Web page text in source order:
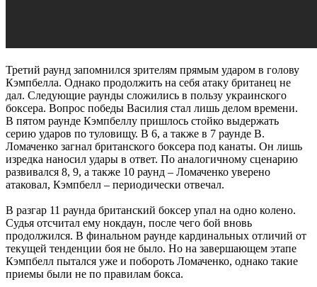
Третий раунд запомнился зрителям прямым ударом в голову
Кэмпбелла. Однако продолжить на себя атаку британец не
дал. Следующие раунды сложились в пользу украинского
боксера. Вопрос победы Василия стал лишь делом времени.
В пятом раунде Кэмпбеллу пришлось стойко выдержать
серию ударов по туловищу. В 6, а также в 7 раунде В.
Ломаченко загнал британского боксера под канаты. Он лишь
изредка наносил удары в ответ. По аналогичному сценарию
развивался 8, 9, а также 10 раунд – Ломаченко уверено
атаковал, Кэмпбелл – периодически отвечал.
В разгар 11 раунда британский боксер упал на одно колено.
Судья отсчитал ему нокдаун, после чего бой вновь
продолжился. В финальном раунде кардинальных отличий от
текущей тенденции боя не было. Но на завершающем этапе
Кэмпбелл пытался уже и побороть Ломаченко, однако такие
приемы были не по правилам бокса.